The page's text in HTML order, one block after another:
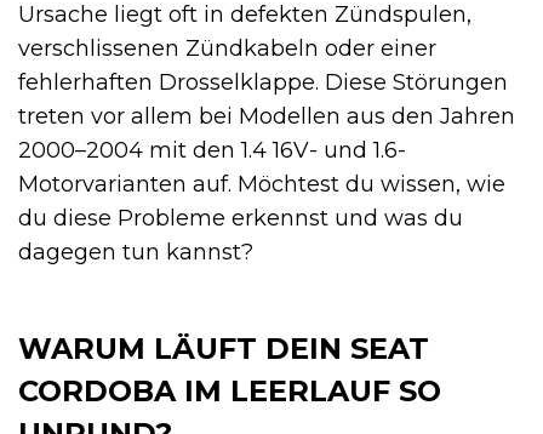
Ursache liegt oft in defekten Zündspulen,
verschlissenen Zündkabeln oder einer
fehlerhaften Drosselklappe. Diese Störungen
treten vor allem bei Modellen aus den Jahren
2000–2004 mit den 1.4 16V- und 1.6-
Motorvarianten auf. Möchtest du wissen, wie
du diese Probleme erkennst und was du
dagegen tun kannst?
WARUM LÄUFT DEIN SEAT
CORDOBA IM LEERLAUF SO